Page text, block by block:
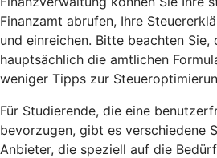
Finanzamt abrufen, Ihre
und einreichen. Bitte beachten Sie,
hauptsächlich die amtlichen
weniger Tipps zur
Für Studierende, die eine
bevorzugen, gibt es verschiedene
Anbieter, die speziell auf die